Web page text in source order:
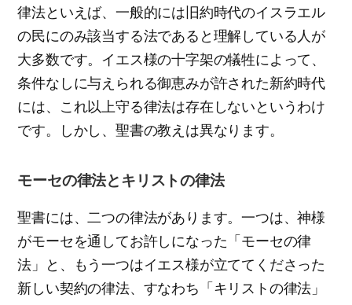
律法といえば、一般的には旧約時代のイスラエル
の民にのみ該当する法であると理解している人が
大多数です。イエス様の十字架の犠牲によって、
条件なしに与えられる御恵みが許された新約時代
には、これ以上守る律法は存在しないというわけ
です。しかし、聖書の教えは異なります。
モーセの律法とキリストの律法
聖書には、二つの律法があります。一つは、神様
がモーセを通してお許しになった「モーセの律
法」と、もう一つはイエス様が立ててくださった
新しい契約の律法、すなわち「キリストの律法」